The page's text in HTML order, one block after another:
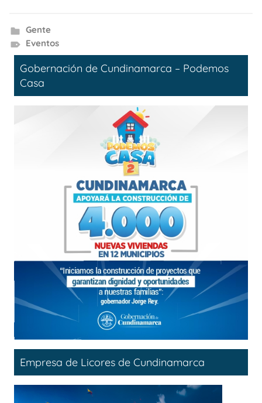
Gente
Eventos
Gobernación de Cundinamarca – Podemos
Casa
Empresa de Licores de Cundinamarca